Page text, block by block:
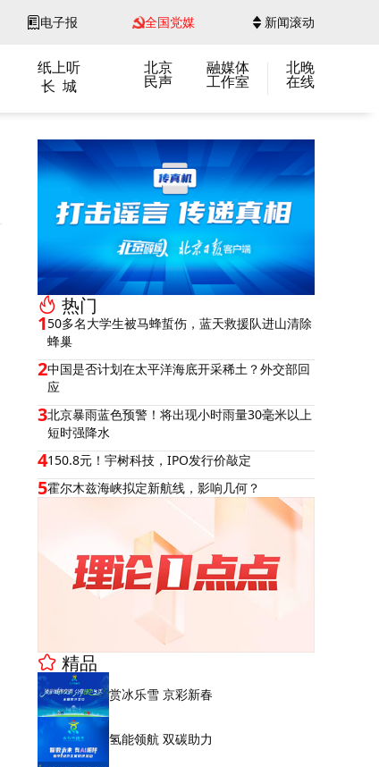
电子报 全国党媒 新闻滚动
纸上听
长 城
北京
民声
融媒体
工作室
北晚
在线
热门
150多名大学生被马蜂蜇伤，蓝天救援队进山清除
蜂巢
2中国是否计划在太平洋海底开采稀土？外交部回
应
3北京暴雨蓝色预警！将出现小时雨量30毫米以上
短时强降水
4150.8元！宇树科技，IPO发行价敲定
5霍尔木兹海峡拟定新航线，影响几何？
精品
赏冰乐雪 京彩新春
氢能领航 双碳助力